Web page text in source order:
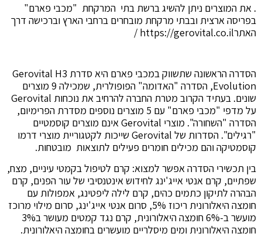
. את המוצרים ניתן להשיג ברשת בתי המרקחת "מכבי פארם"
בפריסה ארצית ובבתי מרקחת מובחרים ברחבי הארץ וברכישה דרך
האתרhttps://gerovital.co.il /
הסדרה הראשונה שתשווק במכבי פארם היא סדרת Gerovital H3
Evolution
, הסדרה "האדומה" הפופולרית, שמכילה 9 מוצרים
שונים. בעתיד הקרוב מטרת החברה להרחיב את נוכחות Gerovital
על מדפי "מכבי פארם" עם 5 מוצרים נוספים מסדרת הפרימיום,
הסדרה "השחורה". מוצרי Gerovital אינם מוצרים קוסמטיים
"רגילים". הסדרות של Gerovital שייכות לקטגוריית מוצרי דרמו
קוסמטיקה והם מכילים חומרים פעילים לתוצאות מובטחות.
בין תכשירי הסדרה אפשר למצוא: קרם לטיפול בקמטי עיניים, מצח,
שפתיים, קרם אנטי אייג'ינג לחידוש אינטנסיבי של עור הפנים, קרם
הבהרה לתיקון כתמים כהים, קרם לילה ליפטינג, אמפולות עם
חומצה היאלורונית ריכוז 5%, סרום אנטי אייג'ינג, סרום מילוי מרוכז
מועשר ב-6% חומצה היאלורונית, קרם נגד קמטים מעושר ב3%
חומצה היאלורונית ומים מיסלריים מועשרים בחומצה היאלורונית.